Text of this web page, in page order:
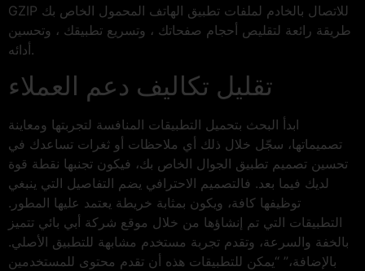
GZIP للاتصال بالخادم لملفات تطبيق الهاتف المحمول الخاص بك
طريقة رائعة لتقليص أحجام صفحاتك ، وتسريع تطبيقك ، وتحسين
أدائه.
تقليل تكاليف دعم العملاء
ابدأ البحث بتحميل التطبيقات المنافسة لتجربتها ومعاينة
تصميماتها، سجّل خلال ذلك أي ملاحظات أو ثغرات تساعدك في
تحسين تصميم تطبيق الجوال الخاص بك، فيكون تجنبها نقطة قوة
لديك فيما بعد. فالتصميم الاحترافي يضم التفاصيل التي ينبغي
توظيفها كافة، ويكون بمثابة خريطة يعتمد عليها المطور.
التطبيقات التي تم إنشاؤها من خلال موقع شركة أبي بائي تتميز
بالخفة والسرعة، وتقدم تجربة مستخدم مشابهة للتطبيق الأصلي.
بالإضافة،” “يمكن للتطبيقات هذه أن تقدم محتوى للمستخدمين